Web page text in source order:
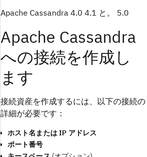
Apache Cassandra 4.0 4.1 と。 5.0
Apache Cassandra
への接続を作成し
ます
接続資産を作成するには、以下の接続の
詳細が必要です：
ホスト名または IP アドレス
ポート番号